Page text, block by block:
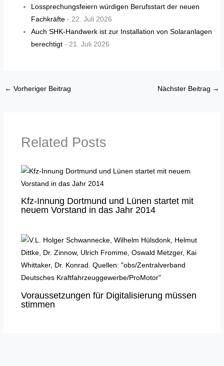
Lossprechungsfeiern würdigen Berufsstart der neuen
Fachkräfte - 22. Juli 2026
Auch SHK-Handwerk ist zur Installation von Solaranlagen
berechtigt - 21. Juli 2026
← Vorheriger Beitrag Nächster Beitrag →
Related Posts
Kfz-Innung Dortmund und Lünen startet mit
neuem Vorstand in das Jahr 2014
Voraussetzungen für Digitalisierung müssen
stimmen